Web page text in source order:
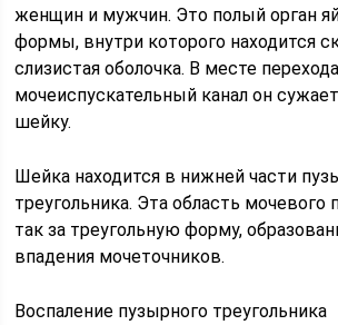
женщин и мужчин. Это полый орган
формы, внутри которого находится
слизистая оболочка. В месте
мочеиспускательный канал он
шейку.
Шейка находится в нижней части
треугольника. Эта область мочевого
так за треугольную форму,
впадения мочеточников.
Воспаление пузырного треугольника